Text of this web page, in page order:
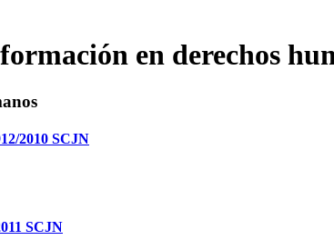
en derechos
2010 SCJN
SCJN